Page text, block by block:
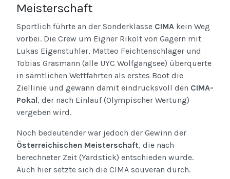
Meisterschaft
Sportlich führte an der Sonderklasse CIMA kein Weg
vorbei. Die Crew um Eigner Rikolt von Gagern mit
Lukas Eigenstuhler, Matteo Feichtenschlager und
Tobias Grasmann (alle UYC Wolfgangsee) überquerte
in sämtlichen Wettfahrten als erstes Boot die
Ziellinie und gewann damit eindrucksvoll den CIMA-
Pokal, der nach Einlauf (Olympischer Wertung)
vergeben wird.
Noch bedeutender war jedoch der Gewinn der
Österreichischen Meisterschaft, die nach
berechneter Zeit (Yardstick) entschieden wurde.
Auch hier setzte sich die CIMA souverän durch.